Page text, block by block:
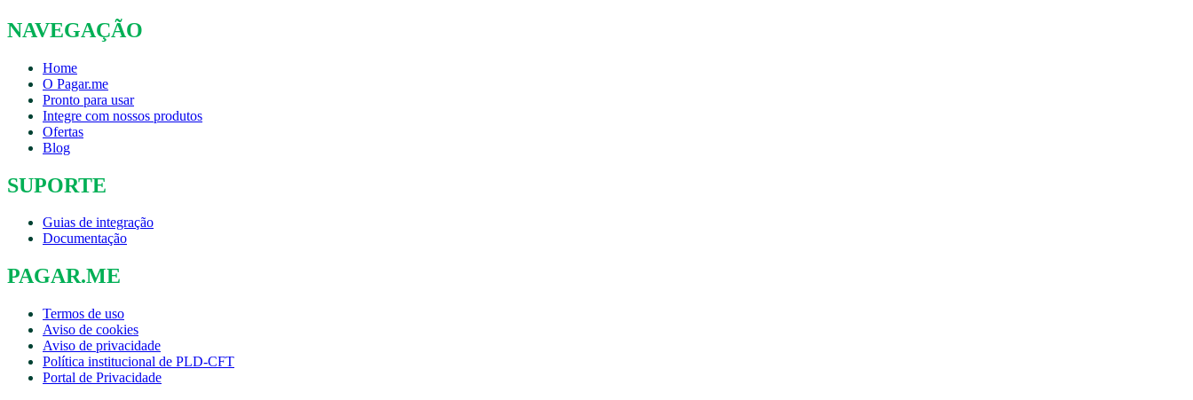
NAVEGAÇÃO
Home
O Pagar.me
Pronto para usar
Integre com nossos produtos
Ofertas
Blog
SUPORTE
Guias de integração
Documentação
PAGAR.ME
Termos de uso
Aviso de cookies
Aviso de privacidade
Política institucional de PLD-CFT
Portal de Privacidade